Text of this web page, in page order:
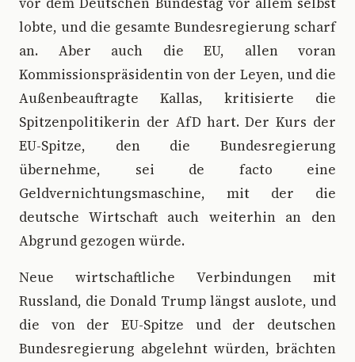
lobte, und die gesamte Bundesregierung scharf
an. Aber auch die EU, allen voran
Kommissionspräsidentin von der Leyen, und die
Außenbeauftragte Kallas, kritisierte die
Spitzenpolitikerin der AfD hart. Der Kurs der
EU-Spitze, den die Bundesregierung
übernehme, sei de facto eine
Geldvernichtungsmaschine, mit der die
deutsche Wirtschaft auch weiterhin an den
Abgrund gezogen würde.
Neue wirtschaftliche Verbindungen mit
Russland, die Donald Trump längst auslote, und
die von der EU-Spitze und der deutschen
Bundesregierung abgelehnt würden, brächten